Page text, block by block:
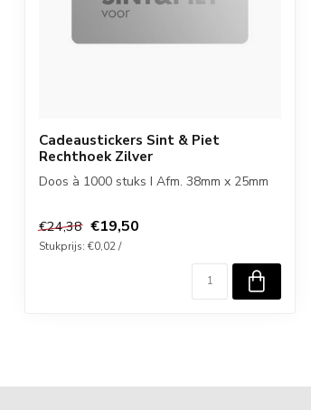
Cadeaustickers Sint & Piet
Rechthoek Zilver
Doos à 1000 stuks I Afm. 38mm x 25mm
€24,38 €19,50
Stukprijs: €0,02 /